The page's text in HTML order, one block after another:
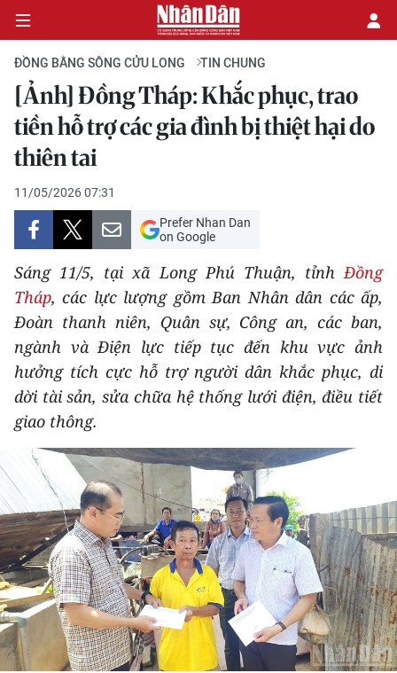
CHÍNH TRỊ
KINH TẾ
VĂN HÓA
XÃ HỘI
PHÁP LUẬT
DU LỊCH
THẾ GIỚI
THỂ THAO
GIÁO DỤC
Y TẾ
KHOA HỌC - CÔNG NGHỆ
MÔI TRƯỜNG
BẠN ĐỌC
ĐỒNG BẰNG SÔNG CỬU LONG TIN CHUNG
[Ảnh] Đồng Tháp: Khắc phục, trao
tiền hỗ trợ các gia đình bị thiệt hại do
thiên tai
11/05/2026 07:31
Prefer Nhan Dan
on Google
Sáng 11/5, tại xã Long Phú Thuận, tỉnhĐồng
Tháp, các lực lượng gồm Ban Nhân dân các ấp,
Đoàn thanh niên, Quân sự, Công an, các ban,
ngành và Điện lực tiếp tục đến khu vực ảnh
hưởng tích cực hỗ trợ người dân khắc phục, di
dời tài sản, sửa chữa hệ thống lưới điện, điều tiết
giao thông.